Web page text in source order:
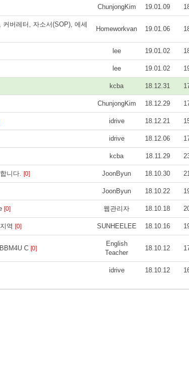
ChunjongKim 19.01.09
버레터, 자소서(SOP), 에세
Homeworkvan 19.01.06
lee 19.01.02
lee 19.01.02
kcba 18.12.31
ChunjongKim 18.12.29
idrive 18.12.21
idrive 18.12.06
kcba 18.11.29
니다. [0] JoonByun 18.10.30
JoonByun 18.10.22
[0] 웹관리자 18.10.18
역 [0] SUNHEELEE 18.10.16
C [0]
English
Teacher
18.10.12
idrive 18.10.12